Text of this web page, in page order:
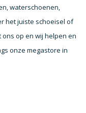
waterschoenen,
het juiste schoeisel of
ons op en wij helpen en
onze megastore in